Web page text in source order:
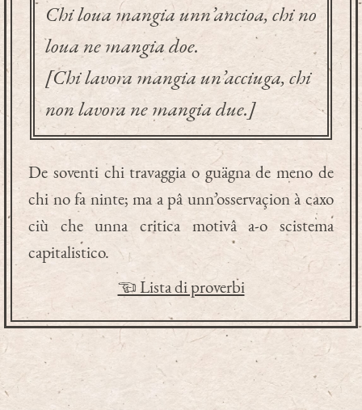
Chi loua mangia unn’ancioa, chi no
loua ne mangia doe.
[Chi lavora mangia un’acciuga, chi
non lavora ne mangia due.]
De soventi chi travaggia o guägna de meno de
chi no fa ninte; ma a pâ unn’osservaçion à caxo
ciù che unna critica motivâ a-o scistema
capitalistico.
☜ Lista di proverbi